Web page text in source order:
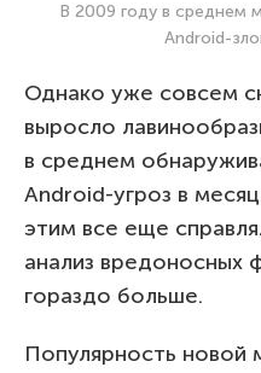
В 2009 году в среднем
Android-
Однако уже совсем
выросло
в среднем
Android-угроз в
этим все еще
анализ вредоносных
гораздо больше.
Популярность